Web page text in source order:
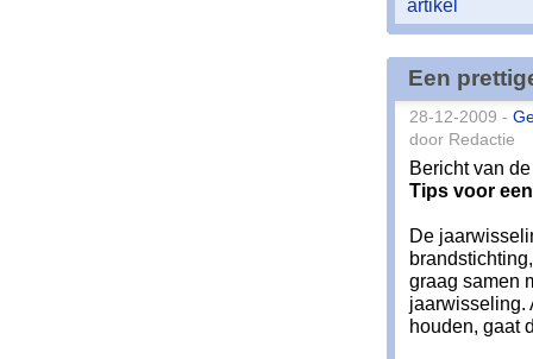
artikel
Een
28-12-2009 -
door Redactie
Bericht van
Tips voor
De
graag samen
jaarwisseling.
houden, gaat